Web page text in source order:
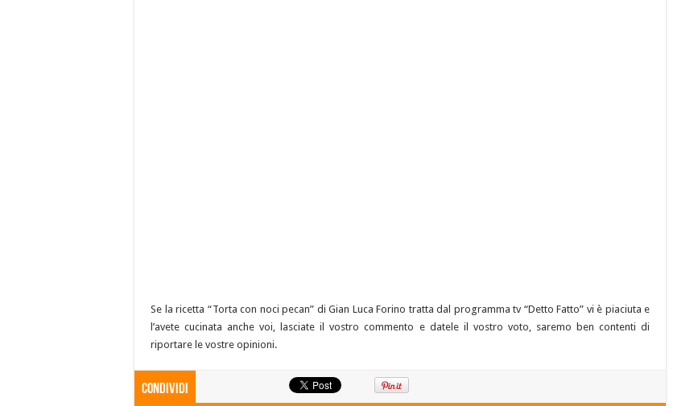
Se la ricetta “Torta con noci pecan” di Gian Luca Forino tratta dal programma tv “Detto Fatto” vi è piaciuta e
l’avete cucinata anche voi, lasciate il vostro commento e datele il vostro voto, saremo ben contenti di
riportare le vostre opinioni.
Condividi